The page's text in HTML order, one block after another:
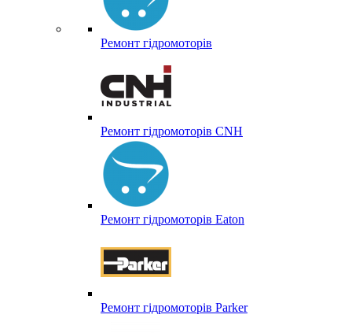
Ремонт гідромоторів
Ремонт гідромоторів CNH
Ремонт гідромоторів Eaton
Ремонт гідромоторів Parker